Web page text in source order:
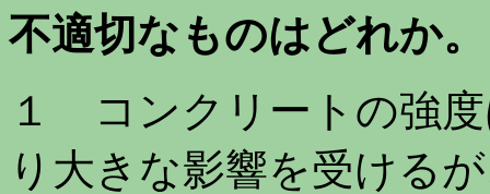
不適切なものはどれか。
１ コンクリートの強
り大きな影響を受ける